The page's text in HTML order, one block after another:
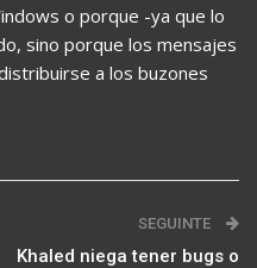
o porque -ya que lo
sino porque los mensajes
a los buzones
SEGUINTE
Khaled niega tener bugs o